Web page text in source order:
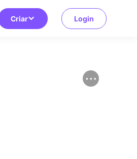
Criar Login